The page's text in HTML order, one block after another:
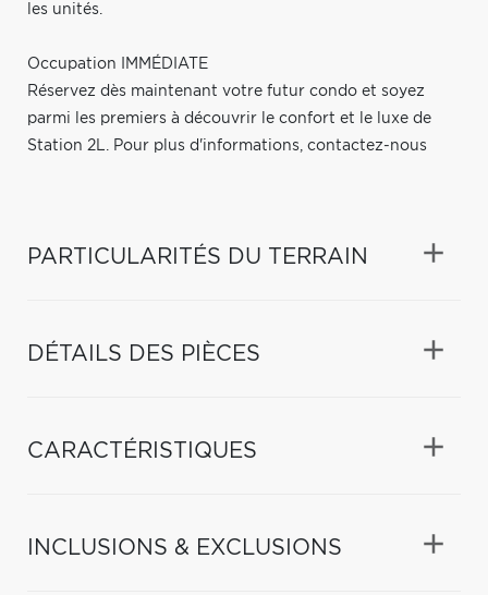
les unités.
Occupation IMMÉDIATE
Réservez dès maintenant votre futur condo et soyez
parmi les premiers à découvrir le confort et le luxe de
Station 2L. Pour plus d'informations, contactez-nous
PARTICULARITÉS DU TERRAIN
DÉTAILS DES PIÈCES
CARACTÉRISTIQUES
INCLUSIONS & EXCLUSIONS